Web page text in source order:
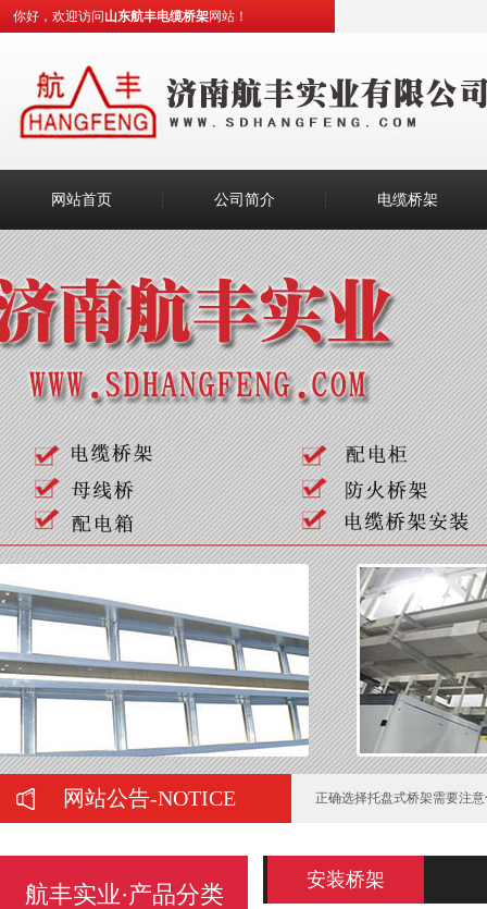
你好，欢迎访问山东航丰电缆桥架网站！
网站首页 公司简介 电缆桥架
网站公告-NOTICE
如何判断喷塑桥架的质量好
弱电工程中常用的桥架有哪
在购买母线槽时有哪些注意
正确选择托盘式桥架需要注
航丰实业·产品分类
安装桥架